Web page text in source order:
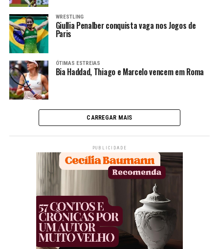
WRESTLING
Giullia Penalber conquista vaga nos Jogos de
Paris
ÓTIMAS ESTREIAS
Bia Haddad, Thiago e Marcelo vencem em Roma
CARREGAR MAIS
PUBLICIDADE